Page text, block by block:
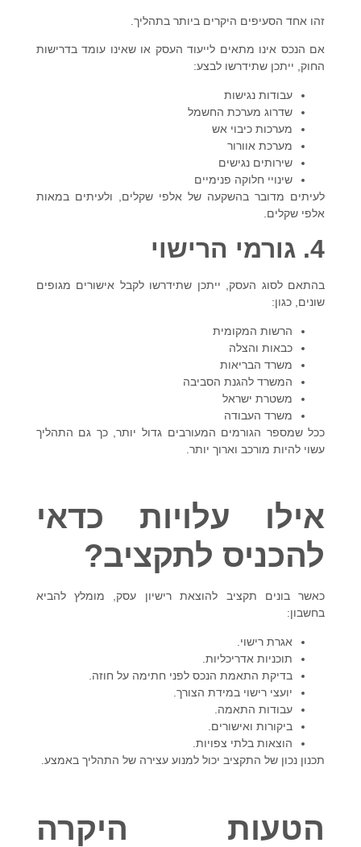
זהו אחד הסעיפים היקרים ביותר בתהליך.
אם הנכס אינו מתאים לייעוד העסק או שאינו עומד בדרישות
החוק, ייתכן שתידרשו לבצע:
עבודות נגישות
שדרוג מערכת החשמל
מערכות כיבוי אש
מערכת אוורור
שירותים נגישים
שינויי חלוקה פנימיים
לעיתים מדובר בהשקעה של אלפי שקלים, ולעיתים במאות
אלפי שקלים.
4. גורמי הרישוי
בהתאם לסוג העסק, ייתכן שתידרשו לקבל אישורים מגופים
שונים, כגון:
הרשות המקומית
כבאות והצלה
משרד הבריאות
המשרד להגנת הסביבה
משטרת ישראל
משרד העבודה
ככל שמספר הגורמים המעורבים גדול יותר, כך גם התהליך
עשוי להיות מורכב וארוך יותר.
אילו עלויות כדאי
להכניס לתקציב?
כאשר בונים תקציב להוצאת רישיון עסק, מומלץ להביא
בחשבון:
אגרת רישוי.
תוכניות אדריכליות.
בדיקת התאמת הנכס לפני חתימה על חוזה.
יועצי רישוי במידת הצורך.
עבודות התאמה.
ביקורות ואישורים.
הוצאות בלתי צפויות.
תכנון נכון של התקציב יכול למנוע עצירה של התהליך באמצע.
הטעות היקרה